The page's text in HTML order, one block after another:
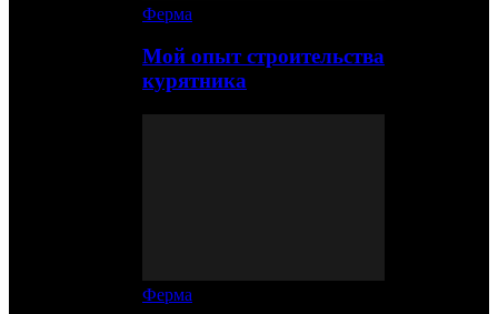
Ферма
Мой опыт строительства
курятника
Ферма